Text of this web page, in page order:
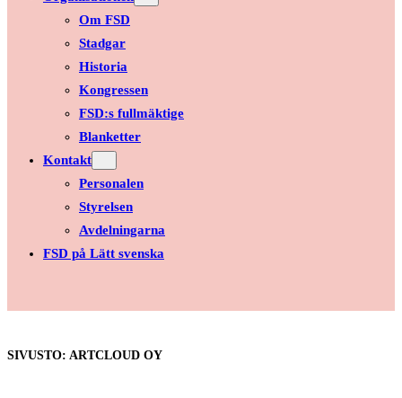
Om FSD
Stadgar
Historia
Kongressen
FSD:s fullmäktige
Blanketter
Kontakt
Personalen
Styrelsen
Avdelningarna
FSD på Lätt svenska
SIVUSTO: ARTCLOUD OY